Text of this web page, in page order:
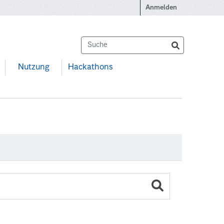
Anmelden
Nutzung Hackathons